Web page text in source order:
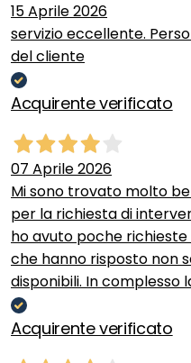
15 Aprile 2026
servizio eccellente.
del cliente
Acquirente verificato
07 Aprile 2026
Mi sono trovato molto
per la richiesta di
ho avuto poche
che hanno risposto non
disponibili. In complesso
Acquirente verificato